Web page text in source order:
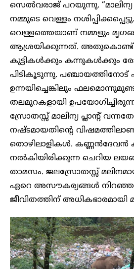
സെൽവരാജ് പറയുന്നു. “മാലിന്യ
നമ്മുടെ വെള്ളം
വെള്ളത്തെയാണ് നമ്മളും
ആശ്രയിക്കുന്നത്. അതുകൊണ്ട്
കുട്ടികൾക്കും കന്നുകൾക്കും
പിടികൂടുന്നു.
ഉന്നയിച്ചെങ്കിലും
തലമുറകളായി
സ്രോതസ്സ് മാലിന്യ പ്ലാന്റ്
നഷ്ടമായതിന്റെ വിഷമത്തിലാണ്
തൊഴിലാളികൾ. കണ്ണൻദേവൻ
നൽകിയിരിക്കുന്ന ചെറിയ
താമസം. ജലസ്രോതസ്സ്
ഏറെ അസൗകര്യങ്ങൾ
ജീവിതത്തിന് അധികഭാരമായി